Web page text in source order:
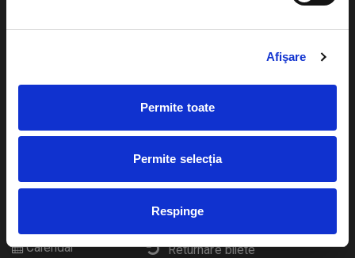
Afişare
Permite toate
Permite selecția
Respinge
Plata online sau cash
eBilet printat acasa
Livrare prin curier
Returnare bilete
Teatru
festivaluri
Cultura
Calendar